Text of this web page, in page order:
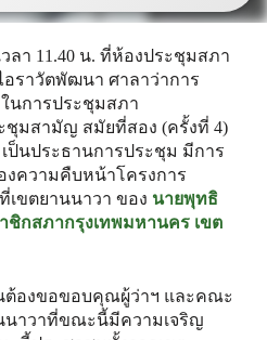
ลา 11.40 น. ที่ห้องประชุมสภา
ราวัตพัฒนา ศาลาว่าการ
นการประชุมสภา
ชุมสามัญ สมัยที่สอง (ครั้งที่ 4)
เป็นประธานการประชุม มีการ
งความคืบหน้าโครงการ
ขตยานนาวา ของ นายพุทธิ
กสภากรุงเทพมหานคร เขต
ต้องขอขอบคุณผู้ว่าฯ และคณะ
นาวาที่ขณะนี้มีความเจริญ